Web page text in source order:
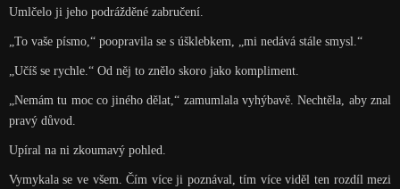
Umlčelo ji jeho podrážděné zabručení.
„To vaše písmo,“ poopravila se s úšklebkem, „mi nedává stále smysl.“
„Učíš se rychle.“ Od něj to znělo skoro jako kompliment.
„Nemám tu moc co jiného dělat,“ zamumlala vyhýbavě. Nechtěla, aby znal
pravý důvod.
Upíral na ni zkoumavý pohled.
Vymykala se ve všem. Čím více ji poznával, tím více viděl ten rozdíl mezi